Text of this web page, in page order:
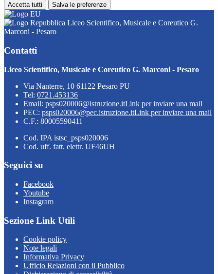
Accetta tutti Salva le preferenze
Liceo Scientifico, Musicale e Coreutico G.
Marconi - Pesaro
Contatti
Liceo Scientifico, Musicale e Coreutico G. Marconi - Pesaro
Via Nanterre, 10 61122 Pesaro PU
Tel: 0721.453136
Email: psps020006@istruzione.itLink per inviare una mail
PEC: psps020006@pec.istruzione.itLink per inviare una mail
C.F.: 80005590411
Cod. IPA istsc_psps020006
Cod. uff. fatt. elettr. UF46UH
Seguici su
Facebook
Youtube
Instagram
Sezione Link Utili
Cookie policy
Note legali
Informativa Privacy
Ufficio Relazioni con il Pubblico